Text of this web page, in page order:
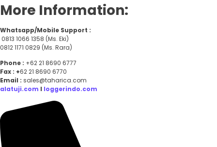
More Information:
Whatsapp/Mobile Support :
0813 1066 1358 (Ms. Eki)
0812 1171 0829 (Ms. Rara)
Phone : +62 21 8690 6777
Fax : +62 21 8690 6770
Email : sales@taharica.com
alatuji.com I loggerindo.com